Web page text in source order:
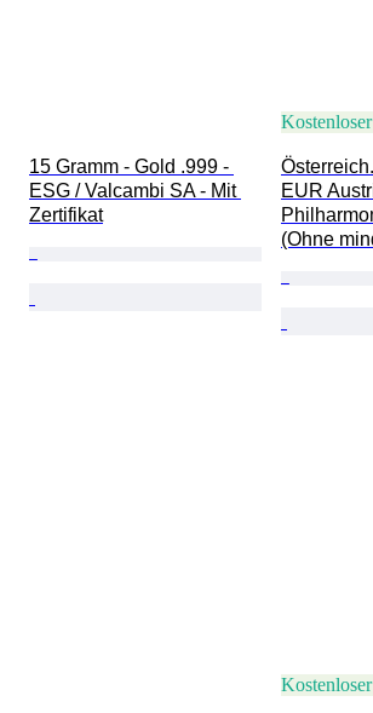
15 Gramm - Gold .999 -
ESG / Valcambi SA - Mit
Zertifikat
EUR
(Ohne